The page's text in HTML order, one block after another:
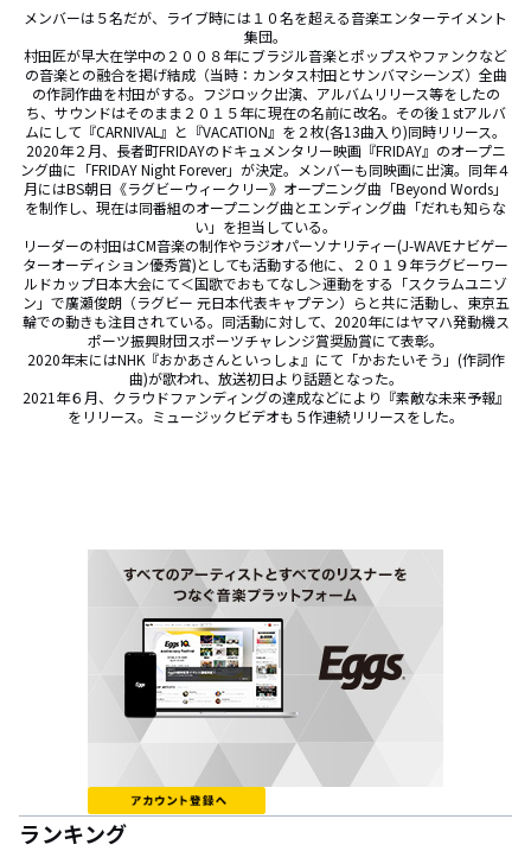
メンバーは５名だが、ライブ時には１０名を超える音楽エンターテイメント
集団。
村田匠が早大在学中の２００８年にブラジル音楽とポップスやファンクなど
の音楽との融合を掲げ結成（当時：カンタス村田とサンバマシーンズ）全曲
の作詞作曲を村田がする。フジロック出演、アルバムリリース等をしたの
ち、サウンドはそのまま２０１５年に現在の名前に改名。その後１stアルバ
ムにして『CARNIVAL』と『VACATION』を２枚(各13曲入り)同時リリース。
2020年２月、長者町FRIDAYのドキュメンタリー映画『FRIDAY』のオープニ
ング曲に「FRIDAY Night Forever」が決定。メンバーも同映画に出演。同年４
月にはBS朝日《ラグビーウィークリー》オープニング曲「Beyond Words」
を制作し、現在は同番組のオープニング曲とエンディング曲「だれも知らな
い」を担当している。
リーダーの村田はCM音楽の制作やラジオパーソナリティー(J-WAVEナビゲー
ターオーディション優秀賞)としても活動する他に、２０１９年ラグビーワー
ルドカップ日本大会にて＜国歌でおもてなし＞運動をする「スクラムユニゾ
ン」で廣瀬俊朗（ラグビー 元日本代表キャプテン）らと共に活動し、東京五
輪での動きも注目されている。同活動に対して、2020年にはヤマハ発動機ス
ポーツ振興財団スポーツチャレンジ賞奨励賞にて表彰。
2020年末にはNHK『おかあさんといっしょ』にて「かおたいそう」(作詞作
曲)が歌われ、放送初日より話題となった。
2021年６月、クラウドファンディングの達成などにより『素敵な未来予報』
をリリース。ミュージックビデオも５作連続リリースをした。
ランキング